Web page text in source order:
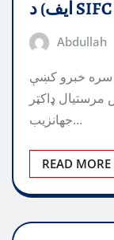
Abdullah
سره خبرو کښې
ډاکټر
جهانزيب…
READ MORE